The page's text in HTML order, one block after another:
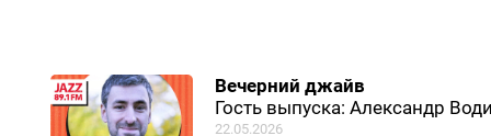
Вечерний джайв
Гость выпуска: Александр
22.05.2026